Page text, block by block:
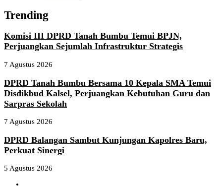
Trending
Komisi III DPRD Tanah Bumbu Temui BPJN,
Perjuangkan Sejumlah Infrastruktur Strategis
7 Agustus 2026
DPRD Tanah Bumbu Bersama 10 Kepala SMA Temui
Disdikbud Kalsel, Perjuangkan Kebutuhan Guru dan
Sarpras Sekolah
7 Agustus 2026
DPRD Balangan Sambut Kunjungan Kapolres Baru,
Perkuat Sinergi
5 Agustus 2026